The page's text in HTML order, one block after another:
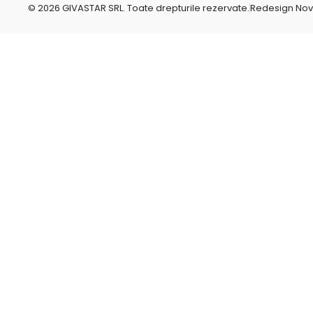
r
© 2026 GIVASTAR SRL. Toate drepturile rezervate.Redesign